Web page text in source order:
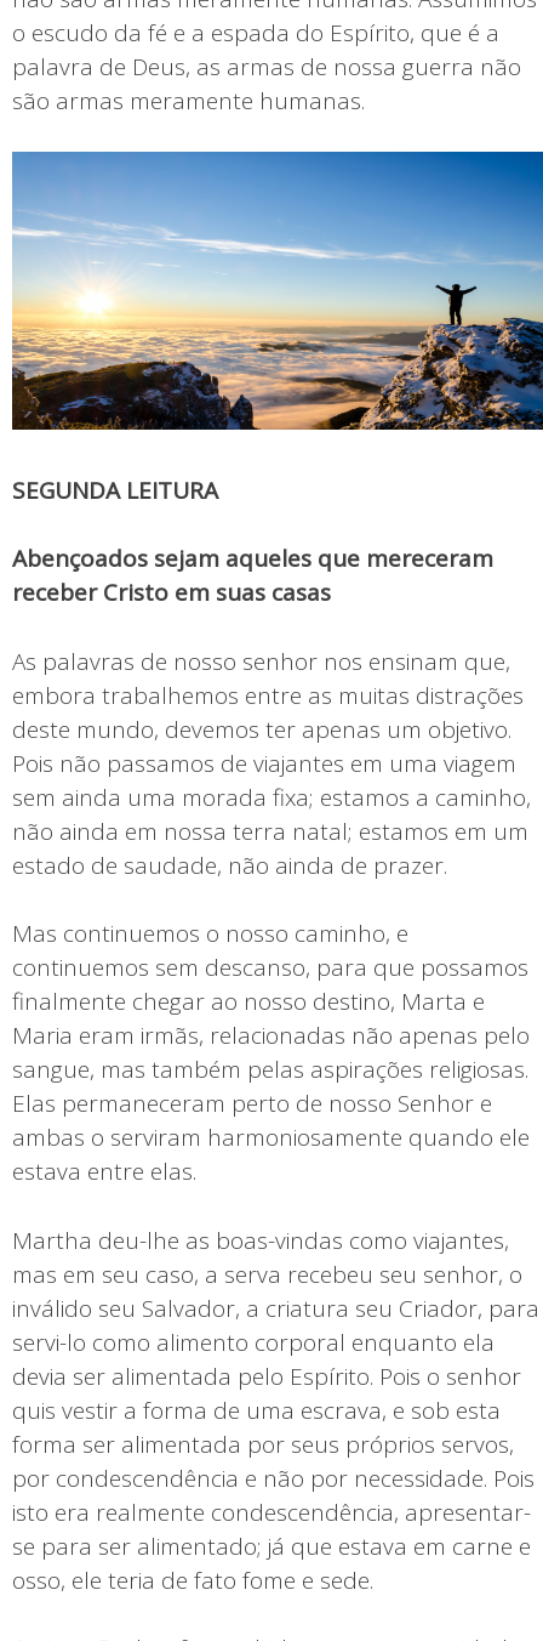
o escudo da fé e a espada do Espírito, que é a
palavra de Deus, as armas de nossa guerra não
são armas meramente humanas.
SEGUNDA LEITURA
Abençoados sejam aqueles que mereceram
receber Cristo em suas casas
As palavras de nosso senhor nos ensinam que,
embora trabalhemos entre as muitas distrações
deste mundo, devemos ter apenas um objetivo.
Pois não passamos de viajantes em uma viagem
sem ainda uma morada fixa; estamos a caminho,
não ainda em nossa terra natal; estamos em um
estado de saudade, não ainda de prazer.
Mas continuemos o nosso caminho, e
continuemos sem descanso, para que possamos
finalmente chegar ao nosso destino, Marta e
Maria eram irmãs, relacionadas não apenas pelo
sangue, mas também pelas aspirações religiosas.
Elas permaneceram perto de nosso Senhor e
ambas o serviram harmoniosamente quando ele
estava entre elas.
Martha deu-lhe as boas-vindas como viajantes,
mas em seu caso, a serva recebeu seu senhor, o
inválido seu Salvador, a criatura seu Criador, para
servi-lo como alimento corporal enquanto ela
devia ser alimentada pelo Espírito. Pois o senhor
quis vestir a forma de uma escrava, e sob esta
forma ser alimentada por seus próprios servos,
por condescendência e não por necessidade. Pois
isto era realmente condescendência, apresentar-
se para ser alimentado; já que estava em carne e
osso, ele teria de fato fome e sede.